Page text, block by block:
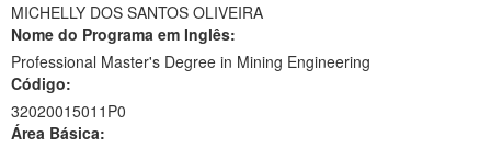
Ministério da Educação
Ministério da Cidadania
Ministério da Saúde
MICHELLY DOS SANTOS OLIVEIRA
Nome do Programa em Inglês:
Professional Master's Degree in Mining Engineering
Código:
32020015011P0
Área Básica: